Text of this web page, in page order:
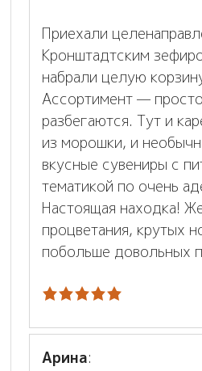
Приехали
Кронштадтским
набрали целую
Ассортимент —
разбегаются. Тут и
из морошки, и
вкусные сувениры с
тематикой по очень
Настоящая находка!
процветания, крутых
побольше довольных
Арина: